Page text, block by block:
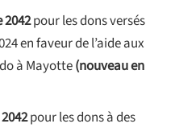
pour les dons versés
en faveur de l’aide aux
à Mayotte(nouveau en
pour les dons à des